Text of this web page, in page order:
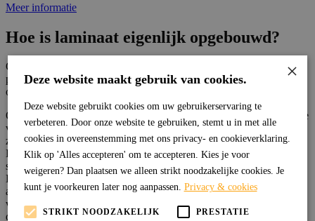
Meer informatie
Hoe is laminaat eigenlijk opgebouwd?
Om een goede keuze te maken, helpt het om te begrijpen wat je
precies koopt. Laminaat bestaat uit vier lagen die onder hoge druk
op elkaar worden geperst.
Onderaan zit de balanseringlaag, een harde laag die voorkomt dat de
vloer door vochtverschillen gaat werken of krom trekt. Daarboven
zit de kernlaag van HDF, wat staat voor High Density Fibreboard.
Dit is een zeer dicht samengeperste houtvezelplaat, harder en
stabieler dan gewoon MDF, maar nog altijd een houtproduct.
Daarop ligt de decoratieve laag: een foto van hout, steen of een
ander patroon, afgedrukt op papier. De bovenste laag is de slijtlaag
van transparant hars, ook wel het overlay genoemd. Die beschermt
de foto eronder en bepaalt grotendeels hoe krasbestendig de vloer is.
×
Deze website maakt gebruik van cookies.
Deze website gebruikt cookies om uw gebruikerservaring te
verbeteren. Door onze website te gebruiken, stemt u in met alle
cookies in overeenstemming met ons privacy- en cookieverklaring.
Klik op 'Alles accepteren' om te accepteren. Kies je voor
weigeren? Dan plaatsen we alleen strikt noodzakelijke cookies. Je
kunt je voorkeuren later nog aanpassen. Privacy & cookies
STRIKT NOODZAKELIJK PRESTATIE